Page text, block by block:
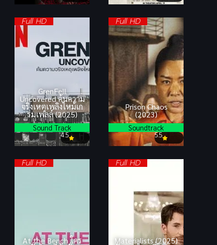
Full HD
GrenFell
Uncovered ค้นความ
จริงเหตุเพลิงไหม้เก
รมเฟลล์ (2025)
4.5
Sound Track
Full HD
Prison Chaos
(2023)
5.5
Soundtrack
Full HD
At the Bench ใคร
Full HD
Materialists (2025)